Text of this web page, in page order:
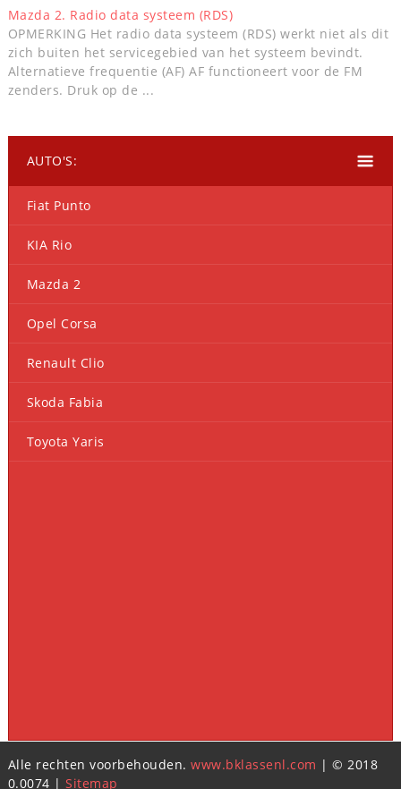
Mazda 2. Radio data systeem (RDS)
OPMERKING Het radio data systeem (RDS) werkt niet als dit
zich buiten het servicegebied van het systeem bevindt.
Alternatieve frequentie (AF) AF functioneert voor de FM
zenders. Druk op de ...
AUTO'S:
Fiat Punto
KIA Rio
Mazda 2
Opel Corsa
Renault Clio
Skoda Fabia
Toyota Yaris
Alle rechten voorbehouden.www.bklassenl.com | © 2018
0.0074 |Sitemap